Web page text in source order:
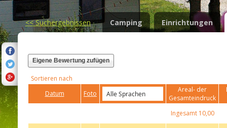
<<Suchergebnissen Camping Einrichtungen
Eigene Bewertung zufügen
Sortieren nach
Datum
Foto
Areal- der
Gesamteindruck
Ingesamt10,00